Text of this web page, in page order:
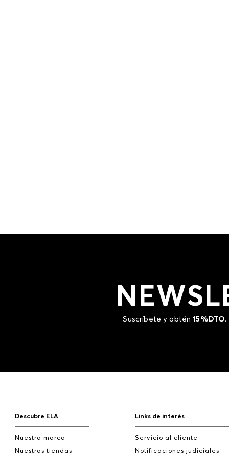
Suscríbete y obtén15%DTO.
Descubre ELA
Nuestra marca
Nuestras tiendas
Links de interés
Servicio al cliente
Notificaciones judiciales